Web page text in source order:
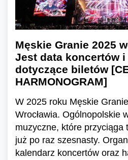
Męskie Granie 2025
Jest data koncertów i
dotyczące biletów
HARMONOGRAM]
W 2025 roku Męskie
Wrocławia. Ogólnopolskie
muzyczne, które przyciąga
już po raz szesnasty.
kalendarz koncertów oraz